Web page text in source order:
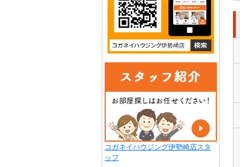
コガネイハウジング伊勢崎店スタ
ッフ